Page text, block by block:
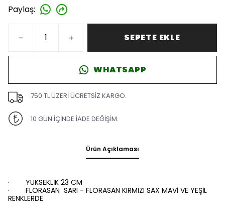
Paylaş:
SEPETE EKLE
WHATSAPP
750 TL ÜZERİ ÜCRETSİZ KARGO.
10 GÜN İÇİNDE İADE DEĞİŞİM.
Ürün Açıklaması
·
YÜKSEKLİK 23 CM
·
FLORASAN SARI - FLORASAN KIRMIZI SAX MAVİ VE YEŞİL
RENKLERDE